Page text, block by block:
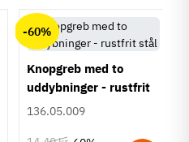
-60%
Knopgreb med to
uddybninger - rustfrit
stål
136.05.009